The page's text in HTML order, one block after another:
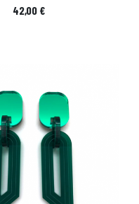
Prix
42,00 €